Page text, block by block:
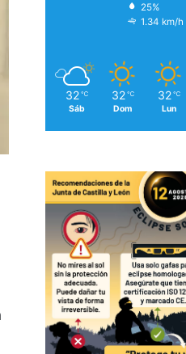
25%
1.34 km/h
32 ℃
Sáb
32 ℃
Dom
32 ℃
Lun